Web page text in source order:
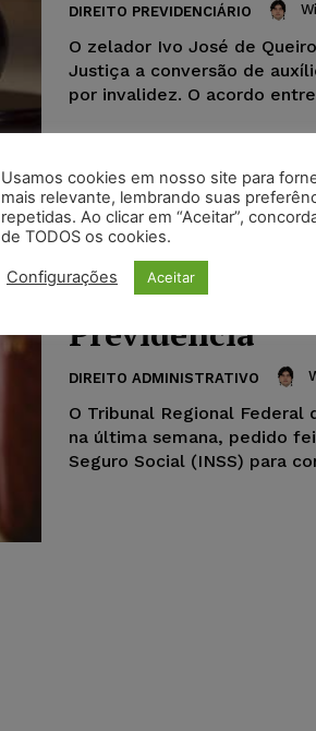
DIREITO PREVIDENCIÁRIO
O zelador Ivo José de
Justiça a conversão de
por invalidez. O acordo
INSS perde
para sediar
Previdência
DIREITO ADMINISTRATIVO
O Tribunal Regional Federal
na última semana, pedido
Seguro Social (INSS) para
Usamos cookies em nosso site para
mais relevante, lembrando suas
repetidas. Ao clicar em “Aceitar”,
de TODOS os cookies.
Configurações Aceitar